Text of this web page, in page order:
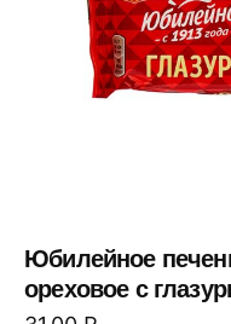
Юбилейное
ореховое с